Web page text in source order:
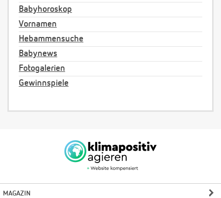
Babyhoroskop
Vornamen
Hebammensuche
Babynews
Fotogalerien
Gewinnspiele
MAGAZIN